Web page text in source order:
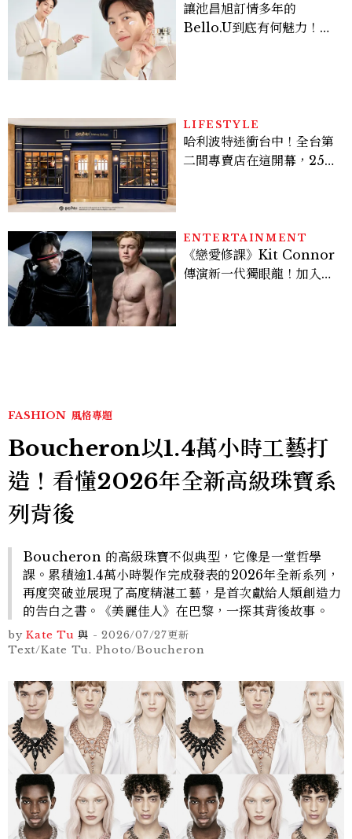
讓池昌旭訂情多年的
Bello.U到底有何魅力！揭
LIFESTYLE
哈利波特迷衝台中！全台第
二間專賣店在這開幕，25週
ENTERTAINMENT
《戀愛修課》Kit Connor
傳演新一代獨眼龍！加入新
FASHION 風格專題
Boucheron以1.4萬小時工藝打
造！看懂2026年全新高級珠寶系
列背後
Boucheron 的高級珠寶不似典型，它像是一堂哲學
課。累積逾1.4萬小時製作完成發表的2026年全新系列，
再度突破並展現了高度精湛工藝，是首次獻給人類創造力
的告白之書。《美麗佳人》在巴黎，一探其背後故事。
by Kate Tu 與 -2026/07/27更新
Text/Kate Tu. Photo/Boucheron